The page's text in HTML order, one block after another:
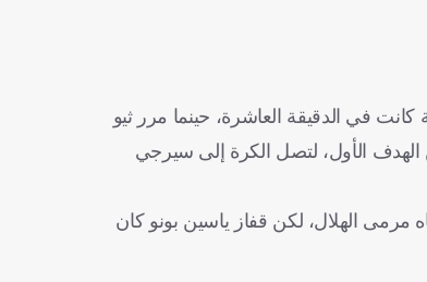
في الدقيقة العاشرة، حينما مرر ثيو
الهدف الأول، لتصل الكرة إلى سيرجي
مرمى الهلال، لكن قفاز ياسين بونو كان